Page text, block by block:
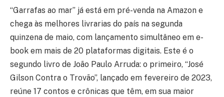
“Garrafas ao mar” já está em pré-venda na Amazon e
chega às melhores livrarias do país na segunda
quinzena de maio, com lançamento simultâneo em e-
book em mais de 20 plataformas digitais. Este é o
segundo livro de João Paulo Arruda: o primeiro, “José
Gilson Contra o Trovão”, lançado em fevereiro de 2023,
reúne 17 contos e crônicas que têm, em sua maior